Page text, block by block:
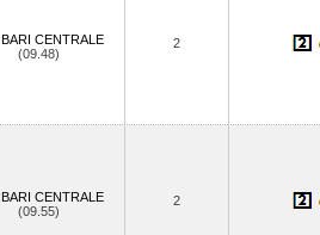
BARI CENTRALE
(09.48)
2
BARI CENTRALE
(09.55)
2